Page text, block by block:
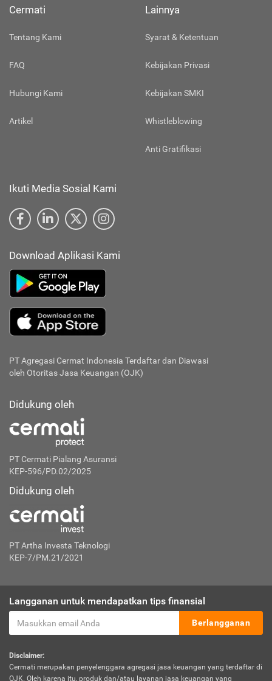
Cermati
Tentang Kami
FAQ
Hubungi Kami
Artikel
Lainnya
Syarat & Ketentuan
Kebijakan Privasi
Kebijakan SMKI
Whistleblowing
Anti Gratifikasi
Ikuti Media Sosial Kami
Download Aplikasi Kami
PT Agregasi Cermat Indonesia Terdaftar dan Diawasi
oleh Otoritas Jasa Keuangan (OJK)
Didukung oleh
PT Cermati Pialang Asuransi
KEP-596/PD.02/2025
Didukung oleh
PT Artha Investa Teknologi
KEP-7/PM.21/2021
Langganan untuk mendapatkan tips finansial
Berlangganan
Disclaimer:
Cermati merupakan penyelenggara agregasi jasa keuangan yang terdaftar di
OJK. Oleh karena itu, produk dan/atau layanan jasa keuangan yang